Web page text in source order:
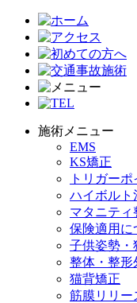
施術メニュー
EMS
KS矯正
トリガーポ
ハイボルト
マタニティ
保険適用に
子供姿勢・
整体・整形
猫背矯正
筋膜リリー